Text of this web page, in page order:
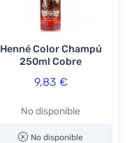
Henné Color Champú
250ml Cobre
9,83 €
No disponible
No disponible